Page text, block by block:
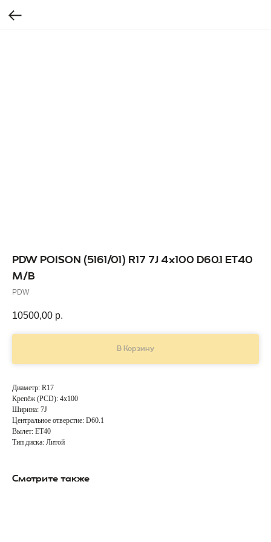
PDW POISON (5161/01) R17 7J 4x100 D60.1 ET40
M/B
PDW
10500,00 р.
В Корзину
Диаметр: R17
Крепёж (PCD): 4x100
Ширина: 7J
Центральное отверстие: D60.1
Вылет: ET40
Тип диска: Литой
Смотрите также